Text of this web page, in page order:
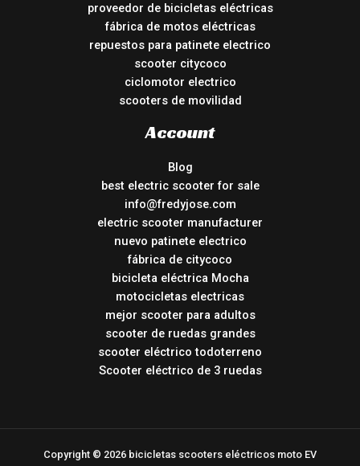
proveedor de bicicletas eléctricas
fábrica de motos eléctricas
repuestos para patinete electrico
scooter citycoco
ciclomotor electrico
scooters de movilidad
Account
Blog
best electric scooter for sale
info@fredyjose.com
electric scooter manufacturer
nuevo patinete electrico
fábrica de citycoco
bicicleta eléctrica Mocha
motocicletas electricas
mejor scooter para adultos
scooter de ruedas grandes
scooter eléctrico todoterreno
Scooter eléctrico de 3 ruedas
Copyright © 2026 bicicletas scooters eléctricos moto EV